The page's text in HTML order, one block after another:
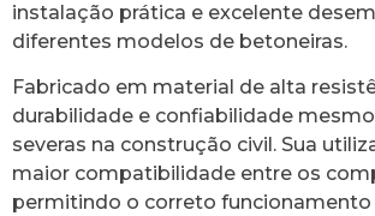
instalação prática e excelente
diferentes modelos de betoneiras.
Fabricado em material de alta
durabilidade e confiabilidade
severas na construção civil. Sua
maior compatibilidade entre os
permitindo o correto